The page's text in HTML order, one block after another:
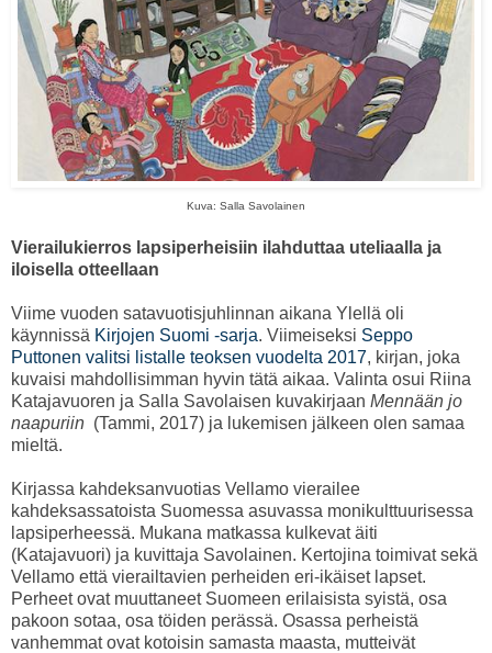
Kuva: Salla Savolainen
Vierailukierros lapsiperheisiin ilahduttaa uteliaalla ja
iloisella otteellaan
Viime vuoden satavuotisjuhlinnan aikana Ylellä oli
käynnissä Kirjojen Suomi -sarja. Viimeiseksi Seppo
Puttonen valitsi listalle teoksen vuodelta 2017, kirjan, joka
kuvaisi mahdollisimman hyvin tätä aikaa. Valinta osui Riina
Katajavuoren ja Salla Savolaisen kuvakirjaan Mennään jo
naapuriin (Tammi, 2017) ja lukemisen jälkeen olen samaa
mieltä.
Kirjassa kahdeksanvuotias Vellamo vierailee
kahdeksassatoista Suomessa asuvassa monikulttuurisessa
lapsiperheessä. Mukana matkassa kulkevat äiti
(Katajavuori) ja kuvittaja Savolainen. Kertojina toimivat sekä
Vellamo että vierailtavien perheiden eri-ikäiset lapset.
Perheet ovat muuttaneet Suomeen erilaisista syistä, osa
pakoon sotaa, osa töiden perässä. Osassa perheistä
vanhemmat ovat kotoisin samasta maasta, mutteivät